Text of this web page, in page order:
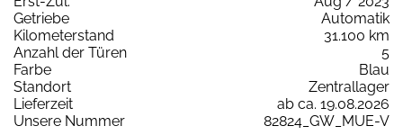
Getriebe
Automatik
Kilometerstand
31.100 km
Anzahl der Türen
5
Farbe
Blau
Standort
Zentrallager
Lieferzeit
ab ca. 19.08.2026
Unsere Nummer
82824_GW_MUE-V